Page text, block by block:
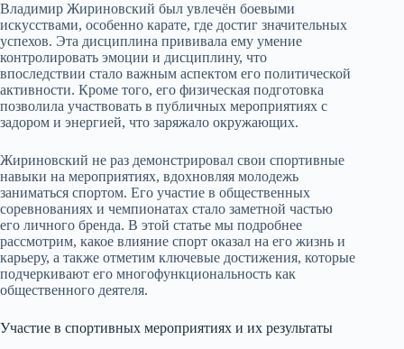
Владимир Жириновский был увлечён боевыми
искусствами, особенно карате, где достиг значительных
успехов. Эта дисциплина прививала ему умение
контролировать эмоции и дисциплину, что
впоследствии стало важным аспектом его политической
активности. Кроме того, его физическая подготовка
позволила участвовать в публичных мероприятиях с
задором и энергией, что заряжало окружающих.
Жириновский не раз демонстрировал свои спортивные
навыки на мероприятиях, вдохновляя молодежь
заниматься спортом. Его участие в общественных
соревнованиях и чемпионатах стало заметной частью
его личного бренда. В этой статье мы подробнее
рассмотрим, какое влияние спорт оказал на его жизнь и
карьеру, а также отметим ключевые достижения, которые
подчеркивают его многофункциональность как
общественного деятеля.
Участие в спортивных мероприятиях и их результаты